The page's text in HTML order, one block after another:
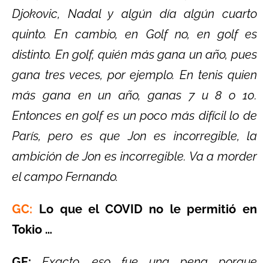
Djokovic, Nadal y algún día algún cuarto
quinto. En cambio, en Golf no, en golf es
distinto. En golf, quién más gana un año, pues
gana tres veces, por ejemplo. En tenis quien
más gana en un año, ganas 7 u 8 o 10.
Entonces en golf es un poco más difícil lo de
París, pero es que Jon es incorregible, la
ambición de Jon es incorregible. Va a morder
el campo Fernando.
GC: Lo que el COVID no le permitió en
Tokio …